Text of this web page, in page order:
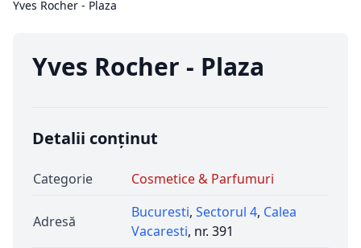
Yves Rocher - Plaza
Yves Rocher - Plaza
Detalii conținut
Categorie Cosmetice & Parfumuri
Adresă
Bucuresti, Sectorul 4, Calea
Vacaresti, nr. 391